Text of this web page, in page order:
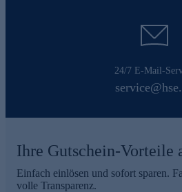
24/7 E-Mail-
Ihre Gutschein-Vorteile
Einfach einlösen und sofort sparen.
volle Transparenz.